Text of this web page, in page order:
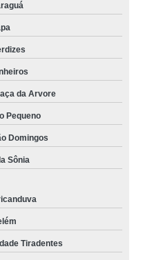
da Arvore
Pequeno
Domingos
Sônia
Tiradentes